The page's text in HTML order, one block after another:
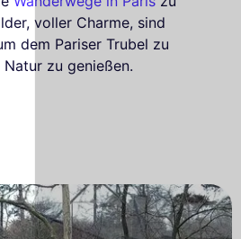
voller Charme, sind
dem Pariser Trubel zu
zu genießen.